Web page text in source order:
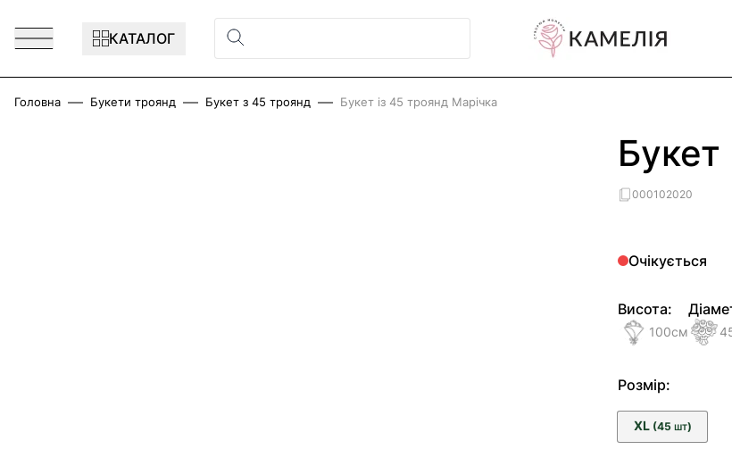
КАТАЛОГ
Головна Букети троянд Букет з 45 троянд Букет із 45 троянд Марічка
Букет
000102020
Очікується
Висота:
100см
Розмір:
XL (45 ШТ)